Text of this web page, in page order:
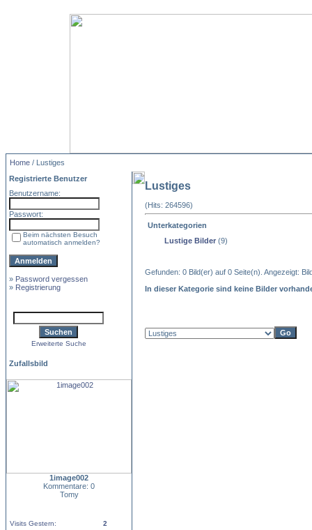
Home / Lustiges
Registrierte Benutzer
Benutzername:
Passwort:
Beim nächsten Besuch
automatisch anmelden?
» Password vergessen
» Registrierung
Erweiterte Suche
Zufallsbild
1image002
Kommentare: 0
Tomy
Visits Gestern:
2
Lustiges
(Hits: 264596)
Unterkategorien
Lustige Bilder (9)
Gefunden: 0 Bild(er) auf 0 Seite(n). Angezeigt:
In dieser Kategorie sind keine Bilder